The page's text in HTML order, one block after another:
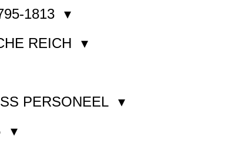
1813
REICH
PERSONEEL